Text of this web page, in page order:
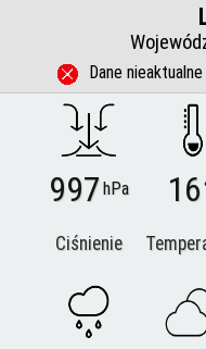
Dane
997hPa
Ciśnienie
16